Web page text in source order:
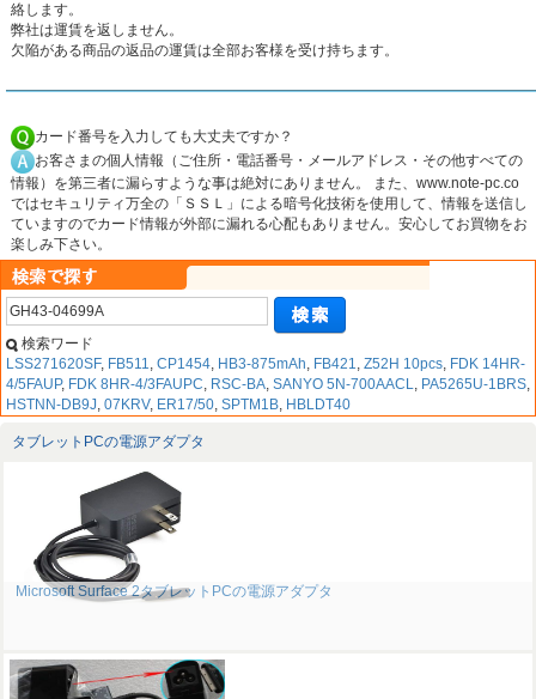
絡します。
弊社は運賃を返しません。
欠陥がある商品の返品の運賃は全部お客様を受け持ちます。
カード番号を入力しても大丈夫ですか？
お客さまの個人情報（ご住所・電話番号・メールアドレス・その他すべての
情報）を第三者に漏らすような事は絶対にありません。 また、www.note-pc.co
ではセキュリティ万全の「ＳＳＬ」による暗号化技術を使用して、情報を送信し
ていますのでカード情報が外部に漏れる心配もありません。安心してお買物をお
楽しみ下さい。
検索ワード
LSS271620SF, FB511, CP1454, HB3-875mAh, FB421, Z52H 10pcs, FDK 14HR-
4/5FAUP, FDK 8HR-4/3FAUPC, RSC-BA, SANYO 5N-700AACL, PA5265U-1BRS,
HSTNN-DB9J, 07KRV, ER17/50, SPTM1B, HBLDT40
タブレットPCの電源アダプタ
Microsoft Surface 2タブレットPCの電源アダプタ